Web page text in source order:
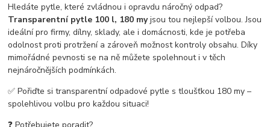
Hledáte pytle, které zvládnou i opravdu náročný odpad?
Transparentní pytle 100 l, 180 myjsou tou nejlepší volbou. Jsou
ideální pro firmy, dílny, sklady, ale i domácnosti, kde je potřeba
odolnost proti protržení a zároveň možnost kontroly obsahu. Díky
mimořádné pevnosti se na ně můžete spolehnout i v těch
nejnáročnějších podmínkách.
✅ Pořiďte si transparentní odpadové pytle s tloušťkou 180 my –
spolehlivou volbu pro každou situaci!
❓ Potřebujete poradit?